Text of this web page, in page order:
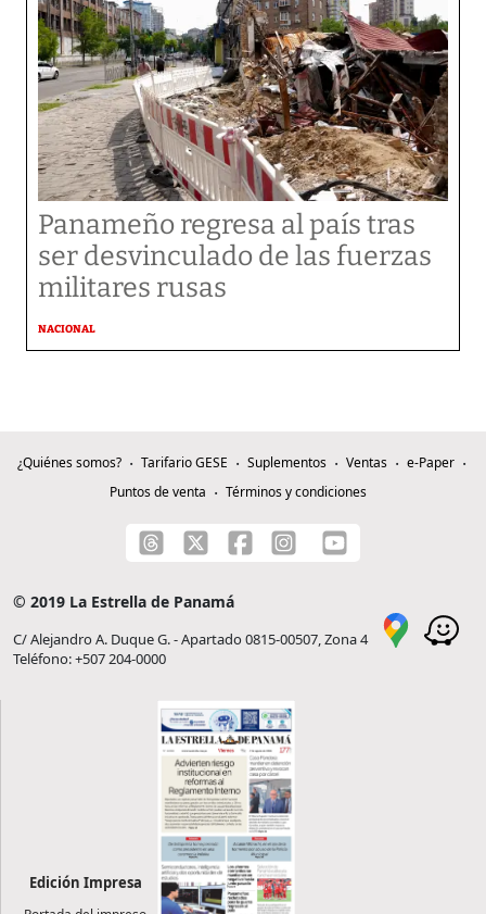
Panameño regresa al país tras
ser desvinculado de las fuerzas
militares rusas
NACIONAL
¿Quiénes somos? Tarifario GESE Suplementos Ventas
e-Paper
Puntos de venta
Términos y condiciones
© 2019 La Estrella de Panamá
C/ Alejandro A. Duque G. - Apartado 0815-00507, Zona 4
Teléfono: +507 204-0000
Edición Impresa